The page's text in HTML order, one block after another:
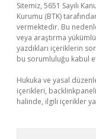
Sitemiz, 5651 Sayılı
Kurumu (BTK)
vermektedir. Bu
veya araştırma
yazdıkları içeriklerin
bu sorumluluğu kabul
Hukuka ve yasal
içerikleri,
halinde, ilgili içerikler